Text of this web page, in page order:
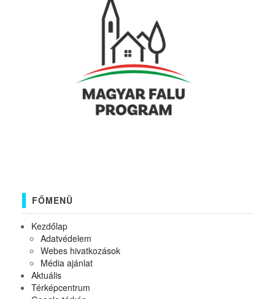
FŐMENÜ
Kezdőlap
Adatvédelem
Webes hivatkozások
Média ajánlat
Aktuális
Térképcentrum